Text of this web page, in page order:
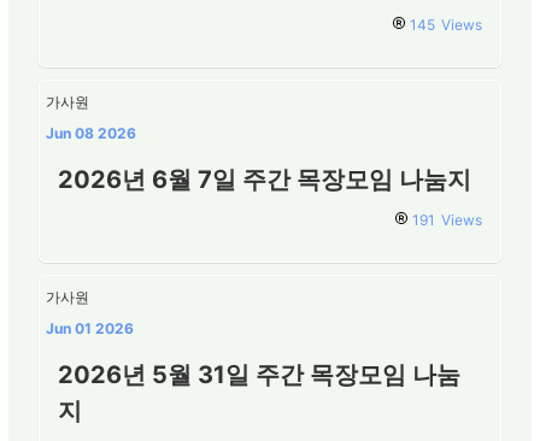
145 Views
가사원
Jun 08 2026
2026년 6월 7일 주간 목장모임 나눔지
191 Views
가사원
Jun 01 2026
2026년 5월 31일 주간 목장모임 나눔
지